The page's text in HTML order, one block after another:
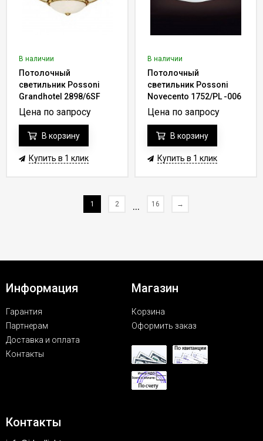
В наличии
Потолочный
светильник Possoni
Grandhotel 2898/6SF
-006
Цена по запросу
В корзину
Купить в 1 клик
В наличии
Потолочный
светильник Possoni
Novecento 1752/PL -006
Цена по запросу
В корзину
Купить в 1 клик
1 2 ... 16 →
Информация
Гарантия
Партнерам
Доставка и оплата
Контакты
Магазин
Корзина
Оформить заказ
Контакты